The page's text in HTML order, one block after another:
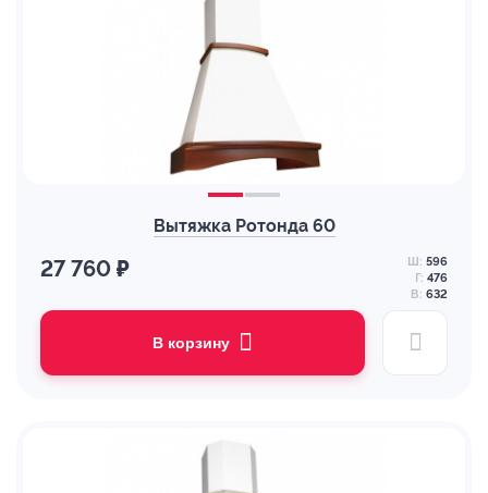
Вытяжка Ротонда 60
27 760 ₽ Ш: 596
Г: 476
В: 632
В корзину